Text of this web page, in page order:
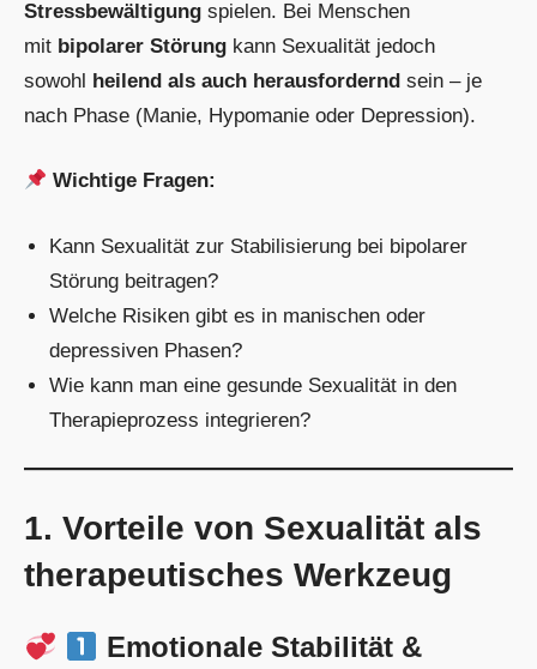
Stressbewältigung spielen. Bei Menschen
mit bipolarer Störung kann Sexualität jedoch
sowohl heilend als auch herausfordernd sein – je
nach Phase (Manie, Hypomanie oder Depression).
Wichtige Fragen:
Kann Sexualität zur Stabilisierung bei bipolarer
Störung beitragen?
Welche Risiken gibt es in manischen oder
depressiven Phasen?
Wie kann man eine gesunde Sexualität in den
Therapieprozess integrieren?
1. Vorteile von Sexualität als
therapeutisches Werkzeug
Emotionale Stabilität &